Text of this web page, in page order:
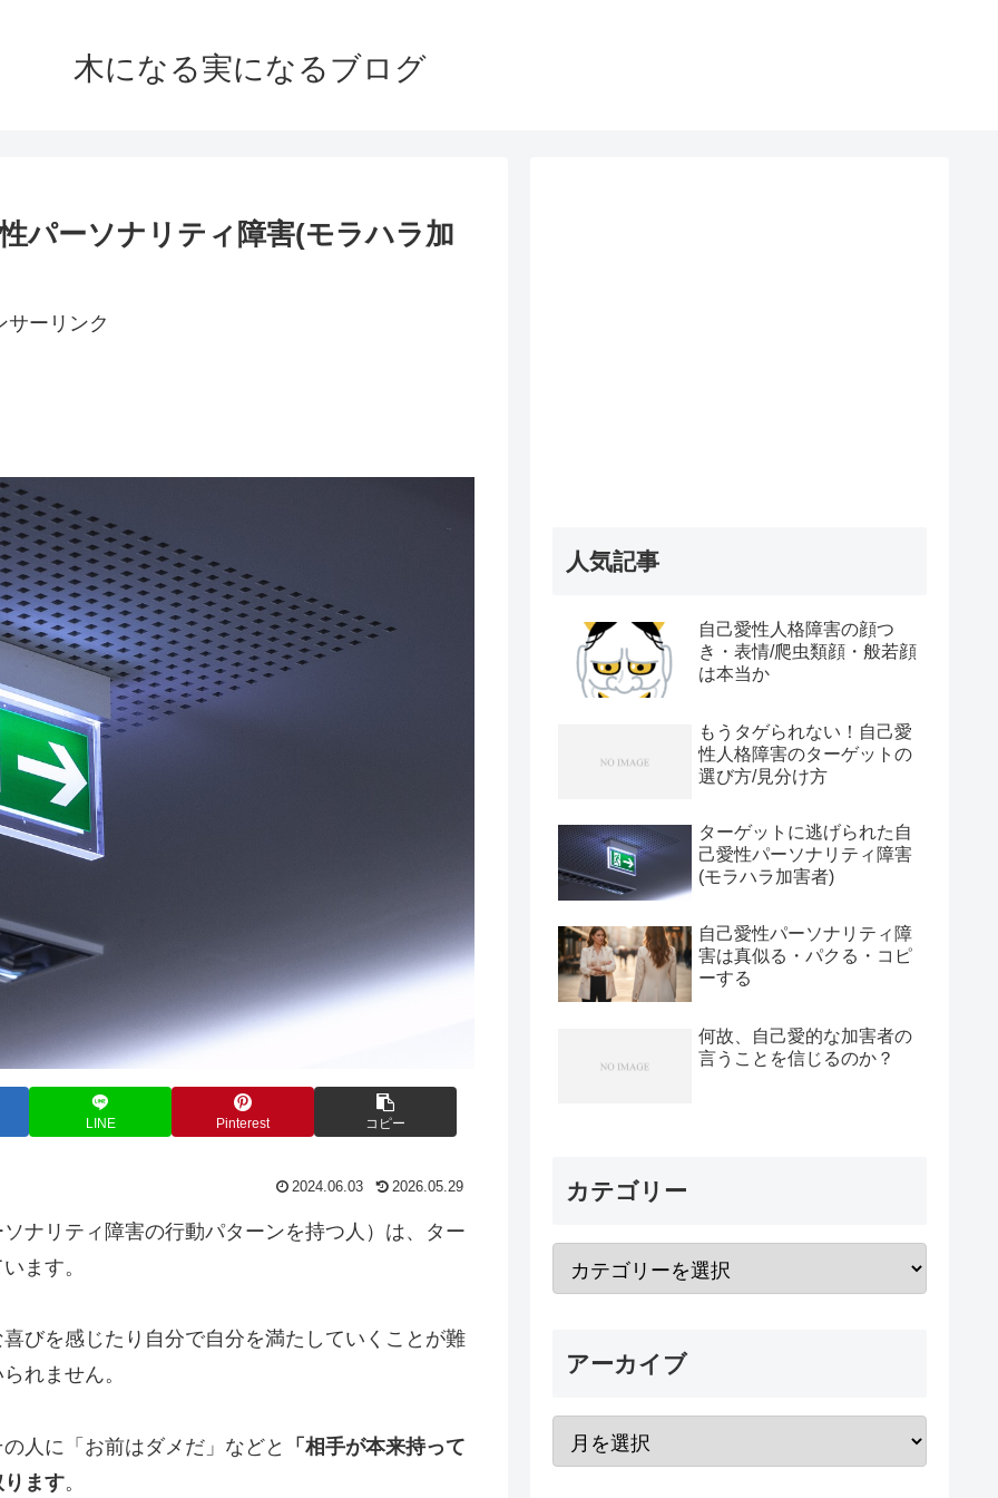
木になる実になるブログ
パーソナリティ障害(モラハラ加
サーリンク
LINE Pinterest コピー
2024.06.03 2026.05.29
ナリティ障害の行動パターンを持つ人）は、ター
ます。
びを感じたり自分で自分を満たしていくことが難
れません。
人に「お前はダメだ」などと
「相手が本来持って
ます。
人気記事
自己愛性人格障害の顔つ
き・表情/爬虫類顔・般若顔
は本当か
もうタゲられない！自己愛
性人格障害のターゲットの
選び方/見分け方
ターゲットに逃げられた自
己愛性パーソナリティ障害
(モラハラ加害者)
自己愛性パーソナリティ障
害は真似る・パクる・コピ
ーする
何故、自己愛的な加害者の
言うことを信じるのか？
カテゴリー
アーカイブ